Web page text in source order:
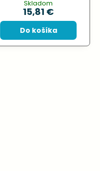
Skladom
15,81 €
Do košíka